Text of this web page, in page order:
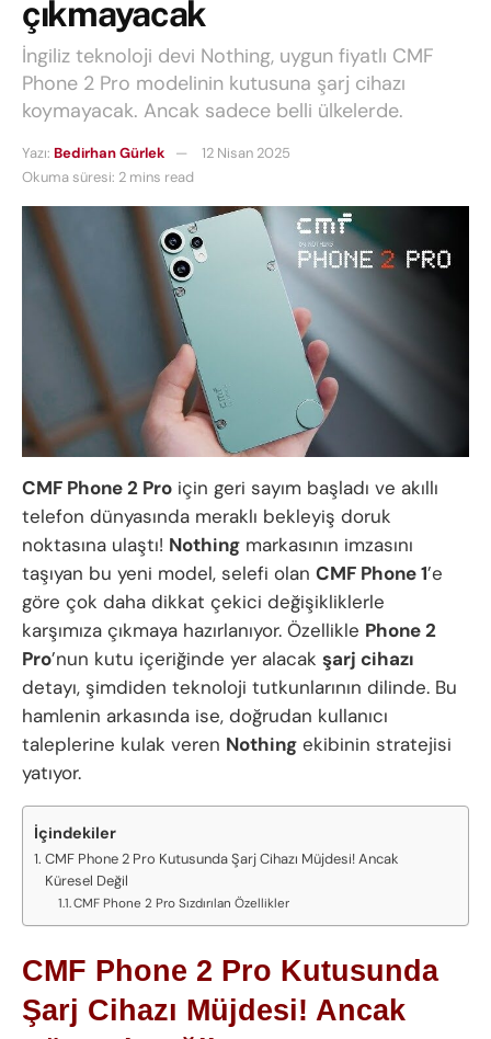
çıkmayacak
İngiliz teknoloji devi Nothing, uygun fiyatlı CMF
Phone 2 Pro modelinin kutusuna şarj cihazı
koymayacak. Ancak sadece belli ülkelerde.
Yazı: Bedirhan Gürlek
12 Nisan 2025
Okuma süresi: 2 mins read
CMF Phone 2 Pro için geri sayım başladı ve akıllı
telefon dünyasında meraklı bekleyiş doruk
noktasına ulaştı! Nothing markasının imzasını
taşıyan bu yeni model, selefi olan CMF Phone 1’e
göre çok daha dikkat çekici değişikliklerle
karşımıza çıkmaya hazırlanıyor. Özellikle Phone 2
Pro’nun kutu içeriğinde yer alacak şarj cihazı
detayı, şimdiden teknoloji tutkunlarının dilinde. Bu
hamlenin arkasında ise, doğrudan kullanıcı
taleplerine kulak veren Nothing ekibinin stratejisi
yatıyor.
İçindekiler
CMF Phone 2 Pro Kutusunda Şarj Cihazı Müjdesi! Ancak
Küresel Değil
CMF Phone 2 Pro Sızdırılan Özellikler
CMF Phone 2 Pro Kutusunda
Şarj Cihazı Müjdesi! Ancak